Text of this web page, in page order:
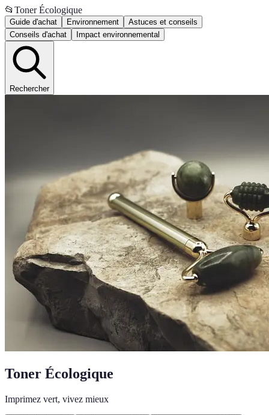
📂 Toner Écologique
Guide d'achat Environnement
Astuces et conseils
Conseils d'achat
Impact environnemental
Rechercher
Toner Écologique
Imprimez vert, vivez mieux